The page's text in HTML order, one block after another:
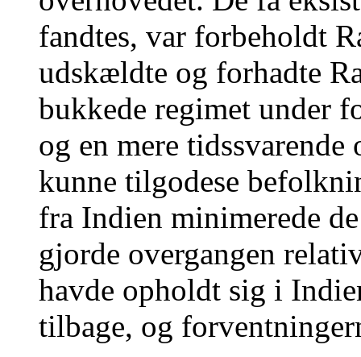
fandtes, var forbeholdt
udskældte og forhadte
bukkede regimet under
og en mere
kunne tilgodese
fra Indien minimerede
gjorde overgangen
havde opholdt sig i
tilbage, og